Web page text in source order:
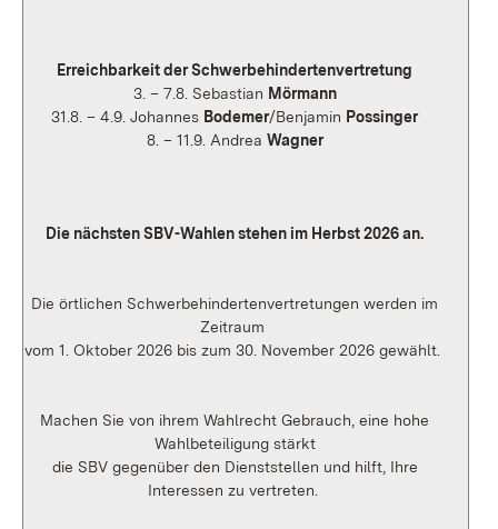
Erreichbarkeit der Schwerbehindertenvertretung
3. – 7.8. Sebastian Mörmann
31.8. – 4.9. Johannes Bodemer/Benjamin Possinger
8. – 11.9. Andrea Wagner
Die nächsten SBV-Wahlen stehen im Herbst 2026 an.
Die örtlichen Schwerbehindertenvertretungen werden im
Zeitraum
vom 1. Oktober 2026 bis zum 30. November 2026 gewählt.
Machen Sie von ihrem Wahlrecht Gebrauch, eine hohe
Wahlbeteiligung stärkt
die SBV gegenüber den Dienststellen und hilft, Ihre
Interessen zu vertreten.